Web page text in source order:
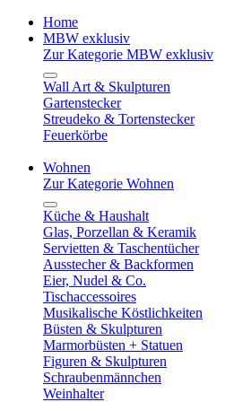
Home
MBW exklusiv
Zur Kategorie MBW exklusiv
Wall Art & Skulpturen
Gartenstecker
Streudeko & Tortenstecker
Feuerkörbe
Wohnen
Zur Kategorie Wohnen
Küche & Haushalt
Glas, Porzellan & Keramik
Servietten & Taschentücher
Ausstecher & Backformen
Eier, Nudel & Co.
Tischaccessoires
Musikalische Köstlichkeiten
Büsten & Skulpturen
Marmorbüsten + Statuen
Figuren & Skulpturen
Schraubenmännchen
Weinhalter